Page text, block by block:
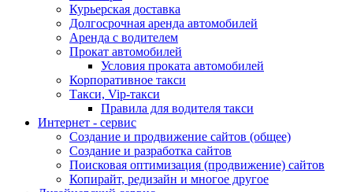
Курьерская доставка
Долгосрочная аренда автомобилей
Аренда с водителем
Прокат автомобилей
Условия проката автомобилей
Корпоративное такси
Такси, Vip-такси
Правила для водителя такси
Интернет - сервис
Создание и продвижение сайтов (общее)
Создание и разработка сайтов
Поисковая оптимизация (продвижение) сайтов
Копирайт, редизайн и многое другое